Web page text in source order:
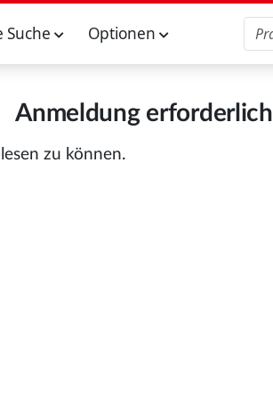
Suche Optionen
Anmeldung erforderlich
zu können.